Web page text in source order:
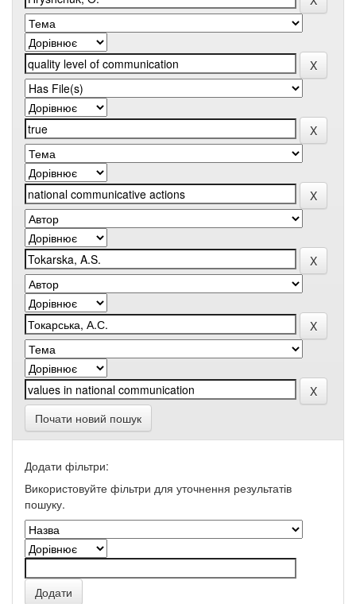
Почати новий пошук
Додати фільтри:
Використовуйте фільтри для уточнення результатів
пошуку.